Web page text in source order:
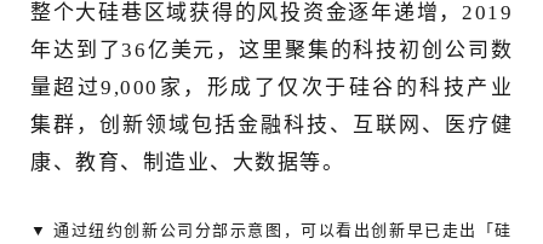
整个大硅巷区域获得的风投资金逐年递增，2019
年达到了36亿美元，这里聚集的科技初创公司数
量超过9,000家，形成了仅次于硅谷的科技产业
集群，创新领域包括金融科技、互联网、医疗健
康、教育、制造业、大数据等。
▼ 通过纽约创新公司分部示意图，可以看出创新早已走出「硅